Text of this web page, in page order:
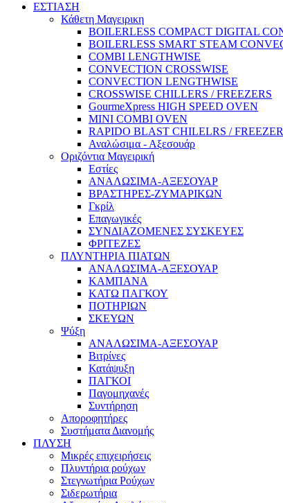
ΕΣΤΙΑΣΗ
Κάθετη Μαγειρικη
BOILERLESS COMPACT DIGITAL
BOILERLESS SMART STEAM
COMBI LENGTHWISE
CONVECTION CROSSWISE
CONVECTION LENGTHWISE
CROSSWISE CHILLERS / FREEZERS
GourmeXpress HIGH SPEED OVEN
MINI COMBI OVEN
RAPIDO BLAST CHILELRS /
Αναλώσιμα - Αξεσουάρ
Οριζόντια Μαγειρική
Εστίες
ΑΝΑΛΩΣΙΜΑ-ΑΞΕΣΟΥΑΡ
ΒΡΑΣΤΗΡΕΣ-ΖΥΜΑΡΙΚΩΝ
Γκρίλ
Επαγωγικές
ΣΥΝΔΙΑΖΟΜΕΝΕΣ ΣΥΣΚΕΥΕΣ
ΦΡΙΤΕΖΕΣ
ΠΛΥΝΤΗΡΙΑ ΠΙΑΤΩΝ
ΑΝΑΛΩΣΙΜΑ-ΑΞΕΣΟΥΑΡ
ΚΑΜΠΑΝΑ
ΚΑΤΩ ΠΑΓΚΟΥ
ΠΟΤΗΡΙΩΝ
ΣΚΕΥΩΝ
Ψύξη
ΑΝΑΛΩΣΙΜΑ-ΑΞΕΣΟΥΑΡ
Βιτρίνες
Κατάψυξη
ΠΑΓΚΟΙ
Παγομηχανές
Συντήρηση
Αποροφητήρες
Συστήματα Διανομής
ΠΛΥΣΗ
Μικρές επιχειρήσεις
Πλυντήρια ρούχων
Στεγνωτήρια Ρούχων
Σιδερωτήρια